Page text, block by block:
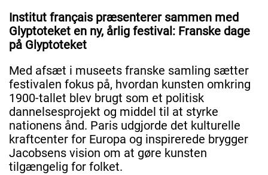
Institut français præsenterer sammen med
Glyptoteket en ny, årlig festival: Franske dage
på Glyptoteket
Med afsæt i museets franske samling sætter
festivalen fokus på, hvordan kunsten omkring
1900-tallet blev brugt som et politisk
dannelsesprojekt og middel til at styrke
nationens ånd. Paris udgjorde det kulturelle
kraftcenter for Europa og inspirerede brygger
Jacobsens vision om at gøre kunsten
tilgængelig for folket.